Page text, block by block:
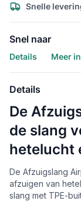
Snelle
Snel naar
Details Meer
Details
De
de slang
hetelucht
De Afzuigslang
afzuigen van
slang met TPE-